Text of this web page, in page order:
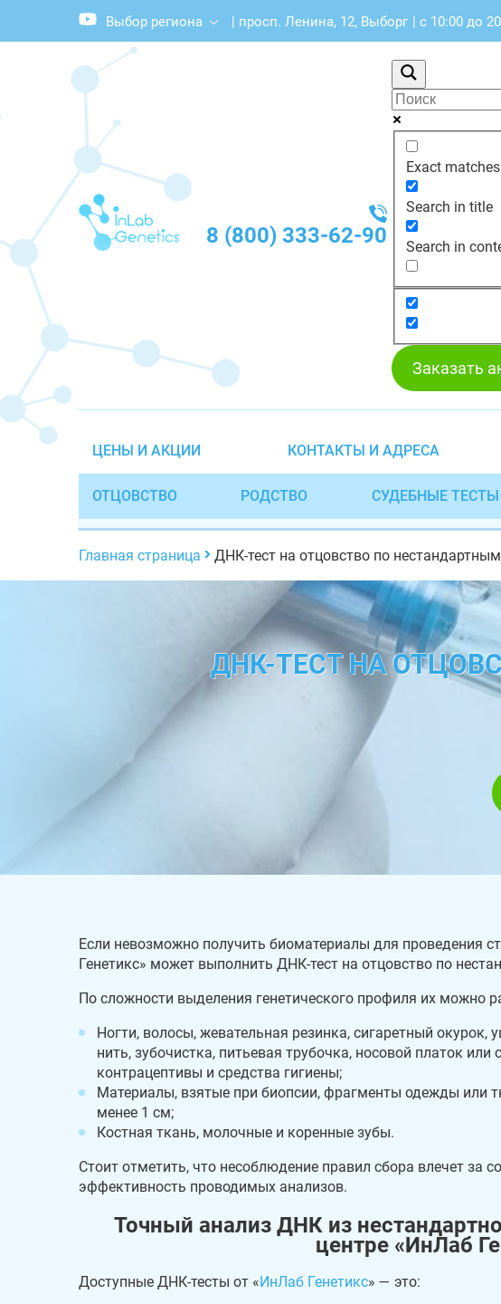
Выбор региона | просп. Ленина, 12, Выборг | с 10:00 до
8 (800) 333-62-90
Exact
Search in title
Search in
Заказать
ЦЕНЫ И АКЦИИ КОНТАКТЫ И АДРЕСА
ОТЦОВСТВО РОДСТВО СУДЕБНЫЕ ТЕСТЫ
Главная страница ДНК-тест на отцовство по
ДНК-ТЕСТ НА
Если невозможно получить биоматериалы для проведения
Генетикс» может выполнить ДНК-тест на отцовство по
По сложности выделения генетического профиля их можно
Ногти, волосы, жевательная резинка, сигаретный
нить, зубочистка, питьевая трубочка, носовой платок
контрацептивы и средства гигиены;
Материалы, взятые при биопсии, фрагменты одежды или
менее 1 см;
Костная ткань, молочные и коренные зубы.
Стоит отметить, что несоблюдение правил сбора влечет
эффективность проводимых анализов.
Точный анализ ДНК из
центре «ИнЛаб
Доступные ДНК-тесты от « ИнЛаб Генетикс» — это: